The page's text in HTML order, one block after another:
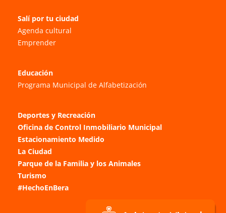
Salí por tu ciudad
Agenda cultural
Emprender
Educación
Programa Municipal de Alfabetización
Deportes y Recreación
Oficina de Control Inmobiliario Municipal
Estacionamiento Medido
La Ciudad
Parque de la Familia y los Animales
Turismo
#HechoEnBera